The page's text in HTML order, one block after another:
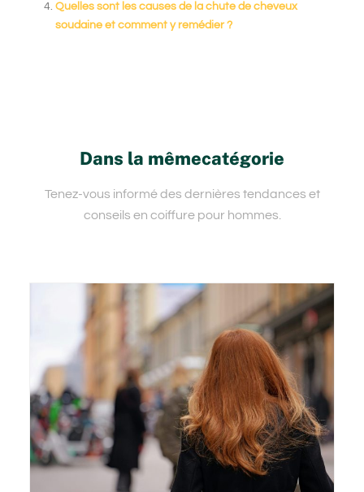
Quelles sont les causes de la chute de cheveux
soudaine et comment y remédier ?
Dans la mêmecatégorie
Tenez-vous informé des dernières tendances et
conseils en coiffure pour hommes.